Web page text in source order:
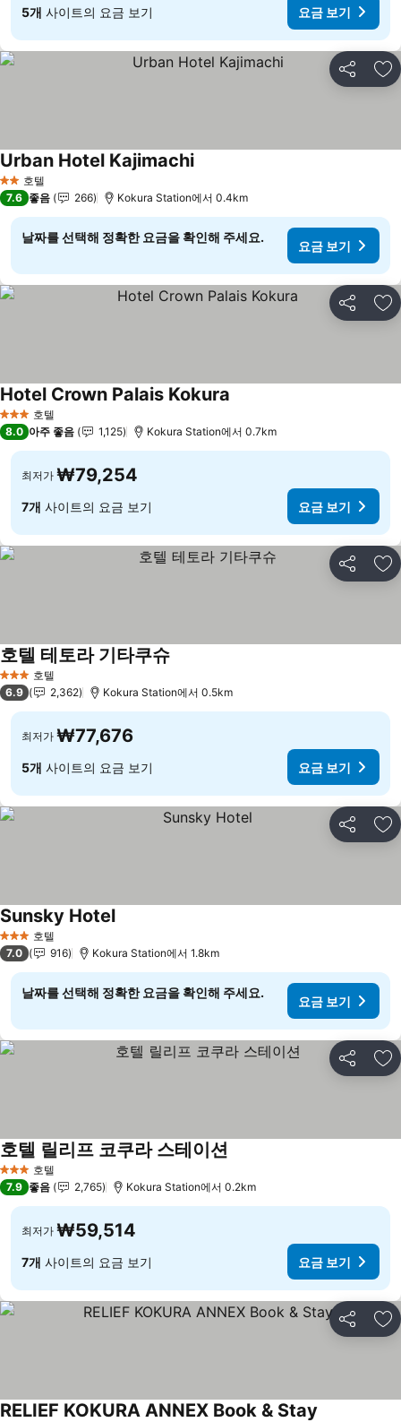
5개 사이트의 요금 보기 요금 보기
공유 즐
2 성급호텔
Urban Hotel Kajimachi
7.6 좋음 266 Kokura Station에서 0.4km
날짜를 선택해 정확한 요금을 확인해 주세요.
요금 보기
공유 즐
3 성급 호텔
Hotel Crown Palais Kokura
8.0 아주 좋음 1,125 Kokura Station에서 0.7km
최저가 ₩79,254
7개 사이트의 요금 보기 요금 보기
공유 즐
3 성급 호텔
호텔 테토라 기타쿠슈
6.9 2,362 Kokura Station에서 0.5km
최저가 ₩77,676
5개 사이트의 요금 보기 요금 보기
공유 즐
3 성급 호텔
Sunsky Hotel
7.0 916 Kokura Station에서 1.8km
날짜를 선택해 정확한 요금을 확인해 주세요.
요금 보기
공유 즐
3 성급 호텔
호텔 릴리프 코쿠라 스테이션
7.9 좋음 2,765 Kokura Station에서 0.2km
최저가 ₩59,514
7개 사이트의 요금 보기 요금 보기
공유 즐
RELIEF KOKURA ANNEX Book & Stay